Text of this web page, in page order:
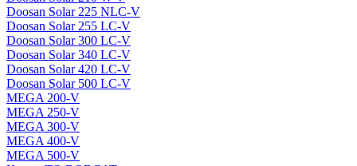
Doosan Solar 225 NLC-V
Doosan Solar 255 LC-V
Doosan Solar 300 LC-V
Doosan Solar 340 LC-V
Doosan Solar 420 LC-V
Doosan Solar 500 LC-V
MEGA 200-V
MEGA 250-V
MEGA 300-V
MEGA 400-V
MEGA 500-V